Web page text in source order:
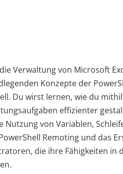
Verwaltung von Microsoft
Konzepte der
Du wirst lernen, wie du
effizienter
von Variablen,
Remoting und das
die ihre Fähigkeiten in